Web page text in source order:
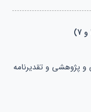
آموزشی و پژوهشی و تقدیرنامه
ایران